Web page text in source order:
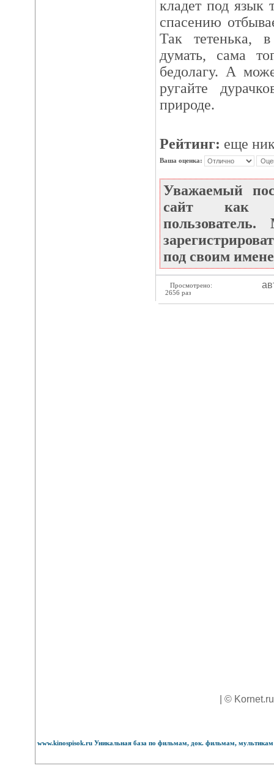
кладет под язык
спасению
Так тетенька,
думать, сама
бедолагу. А
ругайте
природе.
Рейтинг: еще
Ваша оценка:
Уважаемый
сайт как
под своим
Просмотрено:
2656 раз
| ©
www.kinospisok.ru Уникальная база по фильмам, док. фильмам,